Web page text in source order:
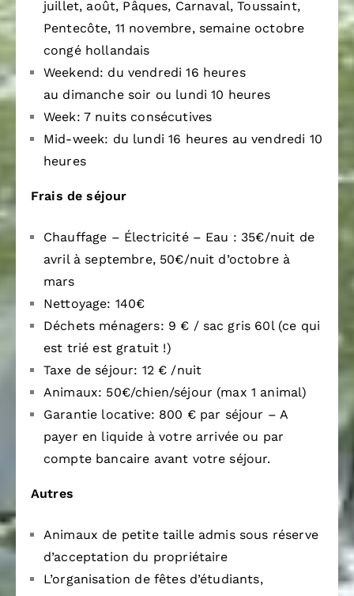
juillet, août, Pâques, Carnaval, Toussaint,
Pentecôte, 11 novembre, semaine octobre
congé hollandais
Weekend: du vendredi 16 heures
au dimanche soir ou lundi 10 heures
Week: 7 nuits consécutives
Mid-week: du lundi 16 heures au vendredi 10
heures
Frais de séjour
Chauffage – Électricité – Eau : 35€/nuit de
avril à septembre, 50€/nuit d’octobre à
mars
Nettoyage: 140€
Déchets ménagers: 9 € / sac gris 60l (ce qui
est trié est gratuit !)
Taxe de séjour: 12 € /nuit
Animaux: 50€/chien/séjour (max 1 animal)
Garantie locative: 800 € par séjour – A
payer en liquide à votre arrivée ou par
compte bancaire avant votre séjour.
Autres
Animaux de petite taille admis sous réserve
d’acceptation du propriétaire
L’organisation de fêtes d’étudiants,